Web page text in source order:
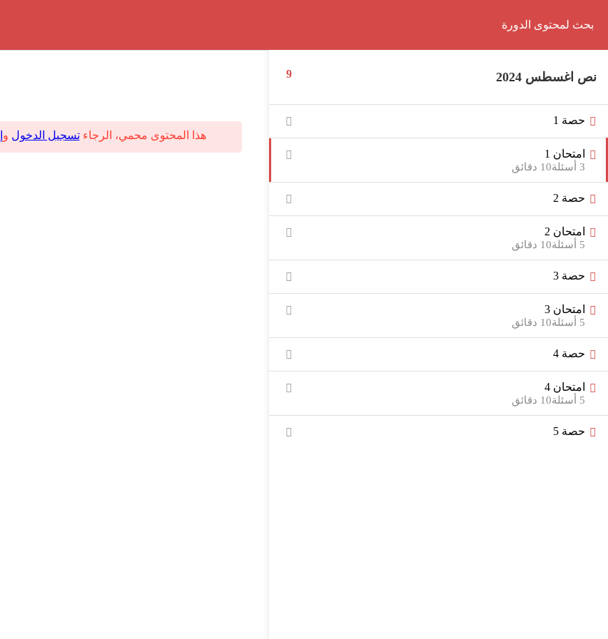
الدورات
آخر الأخبار
تسجيل كطالب جديد
لديك سؤال؟ او عندك مشكله
01062139381
الرئيسية
الدورات
المذكرات
آخر الأخبار
تسجيل الدخول
تسجيل كطالب جديد
نص اغسطس 2024 9
حصة 1
امتحان 1
10 دقائق 3 أسئلة
حصة 2
امتحان 2
10 دقائق 5 أسئلة
حصة 3
امتحان 3
10 دقائق 5 أسئلة
حصة 4
امتحان 4
10 دقائق 5 أسئلة
حصة 5
هذا المحتوى محمي، الرجاءتسجيل الدخول و
by
Seif
تسجيل الدخول بحساب الموقع الخاص بك